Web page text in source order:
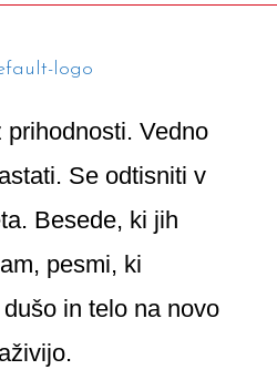
prihodnosti. Vedno
Se odtisniti v
Besede, ki jih
pesmi, ki
in telo na novo